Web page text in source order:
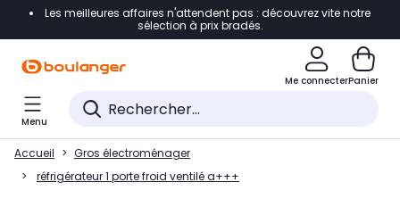
Accéder directement à la navigation
Accéder directement au pied de page
Accéder directement au chatbot
Les meilleures affaires n'attendent pas : découvrez vite notre
sélection à prix bradés.
Me connecterPanier
Menu
Accueil
Gros électroménager
réfrigérateur 1 porte froid ventilé a+++